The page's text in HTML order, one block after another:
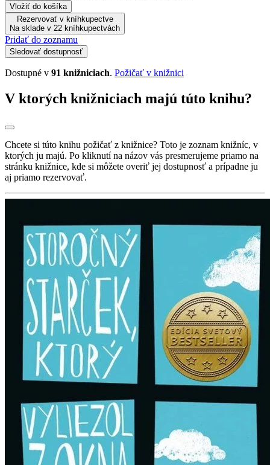
Vložiť do košíka
Rezervovať v kníhkupectve
Na sklade v 22 kníhkupectvách
Pridať do zoznamu
Sledovať dostupnosť
Dostupné v 91 knižniciach. Požičať v knižnici
V ktorých knižniciach majú túto knihu?
Chcete si túto knihu požičať z knižnice? Toto je zoznam knižníc, v
ktorých ju majú. Po kliknutí na názov vás presmerujeme priamo na
stránku knižnice, kde si môžete overiť jej dostupnosť a prípadne ju
aj priamo rezervovať.